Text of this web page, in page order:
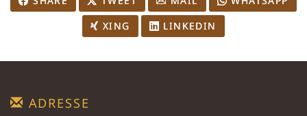
XING
LINKEDIN
ADRESSE